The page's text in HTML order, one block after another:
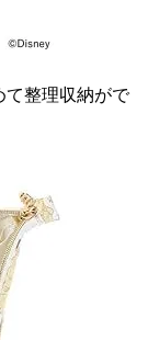
て整理収納がで